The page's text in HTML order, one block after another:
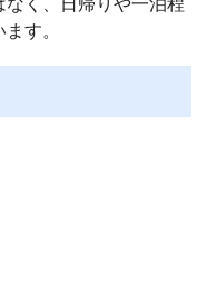
く、日帰りや一泊程
す。